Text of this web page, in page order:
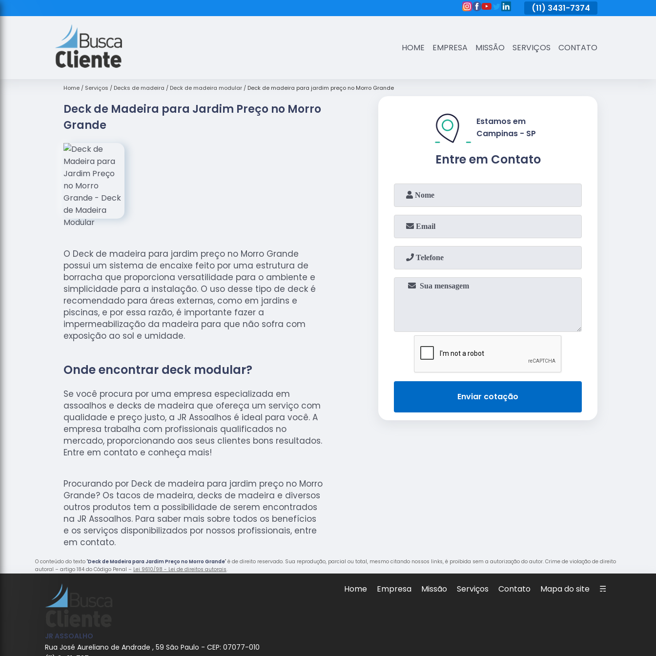
3431-7374 (11) 3431-7374
HOME EMPRESA MISSÃO SERVIÇOS CONTATO
Home Serviços Decks de madeira Deck de madeira modular Deck de madeira para jardim preço no Morro Grande
Deck de Madeira para Jardim Preço no Morro
Grande
O Deck de madeira para jardim preço no Morro Grande
possui um sistema de encaixe feito por uma estrutura de
borracha que proporciona versatilidade para o ambiente e
simplicidade para a instalação. O uso desse tipo de deck é
recomendado para áreas externas, como em jardins e
piscinas, e por essa razão, é importante fazer a
impermeabilização da madeira para que não sofra com
exposição ao sol e umidade.
Onde encontrar deck modular?
Se você procura por uma empresa especializada em
assoalhos e decks de madeira que ofereça um serviço com
qualidade e preço justo, a JR Assoalhos é ideal para você. A
empresa trabalha com profissionais qualificados no
mercado, proporcionando aos seus clientes bons resultados.
Entre em contato e conheça mais!
Procurando por Deck de madeira para jardim preço no Morro
Grande? Os tacos de madeira, decks de madeira e diversos
outros produtos tem a possibilidade de serem encontrados
na JR Assoalhos. Para saber mais sobre todos os benefícios
e os serviços disponibilizados por nossos profissionais, entre
em contato.
Entre em Contato
Estamos em
Campinas - SP
Enviar cotação
O conteúdo do texto "Deck de Madeira para Jardim Preço no Morro Grande" é de direito reservado. Sua reprodução, parcial ou total, mesmo citando nossos links, é proibida sem a autorização do autor. Crime de violação de direito
autoral – artigo 184 do Código Penal – Lei 9610/98 - Lei de direitos autorais.
JR ASSOALHO
Rua José Aureliano de Andrade , 59 São Paulo - CEP: 07077-010
Home Empresa Missão Serviços Contato Mapa do site ☴